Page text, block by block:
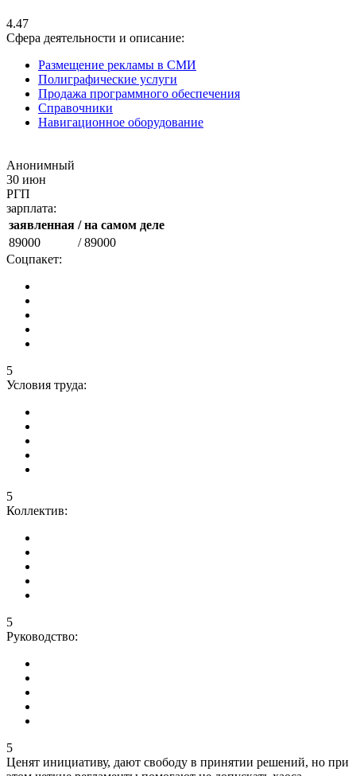
4.47
Сфера деятельности и описание:
Размещение рекламы в СМИ
Полиграфические услуги
Продажа программного обеспечения
Справочники
Навигационное оборудование
Анонимный
30 июн
РГП
зарплата:
заявленная / на самом деле
89000
/ 89000
Соцпакет:
5
Условия труда:
5
Коллектив:
5
Руководство:
5
Ценят инициативу, дают свободу в принятии решений, но при